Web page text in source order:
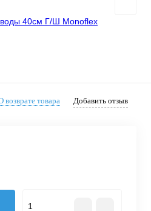
возврате товара Добавить отзыв